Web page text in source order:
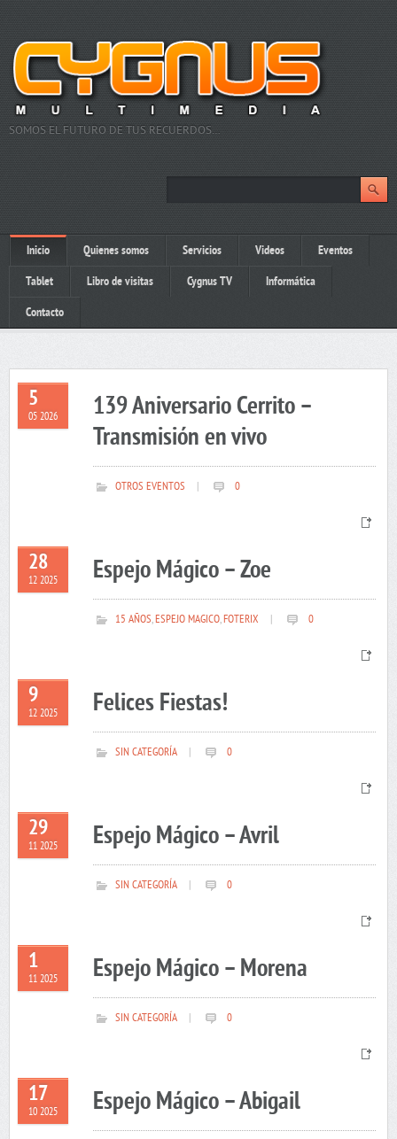
SOMOS EL FUTURO DE TUS RECUERDOS…
Inicio Quienes somos Servicios Videos Eventos
Tablet Libro de visitas Cygnus TV Informática
Contacto
5
05 2026
139 Aniversario Cerrito –
Transmisión en vivo
OTROS EVENTOS 0
28
12 2025 Espejo Mágico – Zoe
15 AÑOS,ESPEJO MAGICO,FOTERIX 0
9
12 2025 Felices Fiestas!
SIN CATEGORÍA 0
29
11 2025 Espejo Mágico – Avril
SIN CATEGORÍA 0
1
11 2025 Espejo Mágico – Morena
SIN CATEGORÍA 0
17
10 2025 Espejo Mágico – Abigail